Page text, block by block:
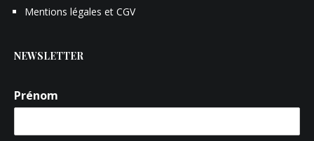
Mentions légales et CGV
NEWSLETTER
Prénom